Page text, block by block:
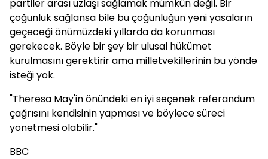
partiler arası uzlaşı sağlamak mümkün değil. Bir
çoğunluk sağlansa bile bu çoğunluğun yeni yasaların
geçeceği önümüzdeki yıllarda da korunması
gerekecek. Böyle bir şey bir ulusal hükümet
kurulmasını gerektirir ama milletvekillerinin bu yönde
isteği yok.
"Theresa May'in önündeki en iyi seçenek referandum
çağrısını kendisinin yapması ve böylece süreci
yönetmesi olabilir."
BBC